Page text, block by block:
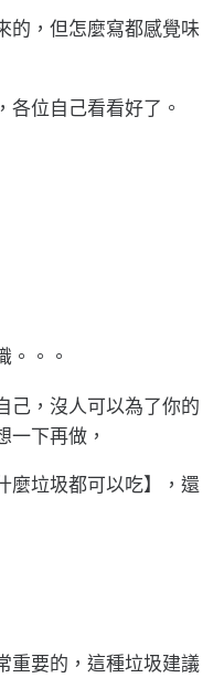
的，但怎麼寫都感覺味
各位自己看看好了。
。。。
己，沒人可以為了你的
一下再做，
麼垃圾都可以吃】，還
重要的，這種垃圾建議